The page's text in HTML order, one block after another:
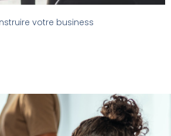
votre business